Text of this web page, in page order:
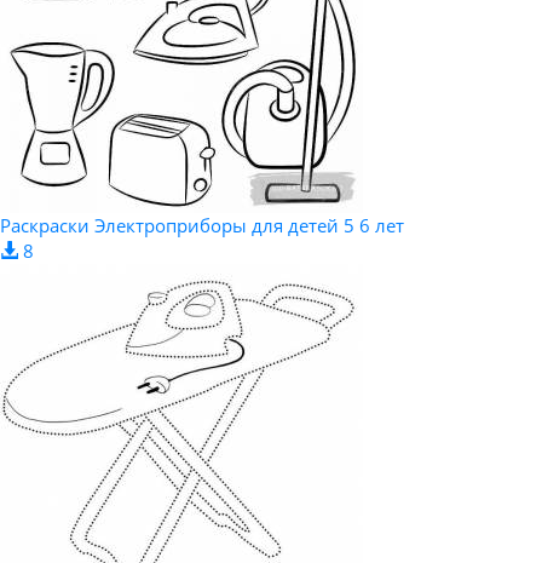
Раскраски Электроприборы для детей 5 6 лет
8